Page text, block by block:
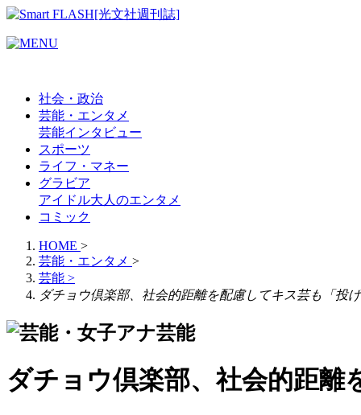
社会・政治
芸能・エンタメ
芸能インタビュー
スポーツ
ライフ・マネー
グラビア
アイドル大人のエンタメ
コミック
HOME >
芸能・エンタメ >
芸能 >
ダチョウ倶楽部、社会的距離を配慮してキス芸も「投
芸能
ダチョウ倶楽部、社会的距